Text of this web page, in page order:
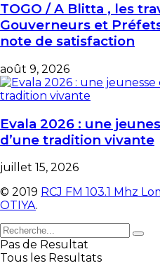
TOGO / A Blitta , les
Gouverneurs et
note de satisfaction
août 9, 2026
Evala 2026 : une
d’une tradition vivante
juillet 15, 2026
© 2019 RCJ FM 103.1 Mhz
OTIYA.
Pas de Resultat
Tous les Resultats